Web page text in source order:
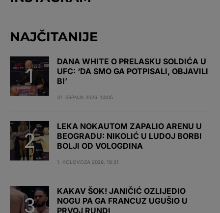
NAJČITANIJE
DANA WHITE O PRELASKU SOLDIĆA U
UFC: ‘DA SMO GA POTPISALI, OBJAVILI
BI’
31. SRPNJA 2026. 13:05
LEKA NOKAUTOM ZAPALIO ARENU U
BEOGRADU: NIKOLIĆ U LUDOJ BORBI
BOLJI OD VOLOGDINA
1. KOLOVOZA 2026. 18:21
KAKAV ŠOK! JANIČIĆ OZLIJEDIO
NOGU PA GA FRANCUZ UGUŠIO U
PRVOJ RUNDI